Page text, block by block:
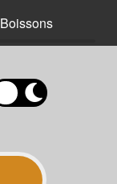
Boissons